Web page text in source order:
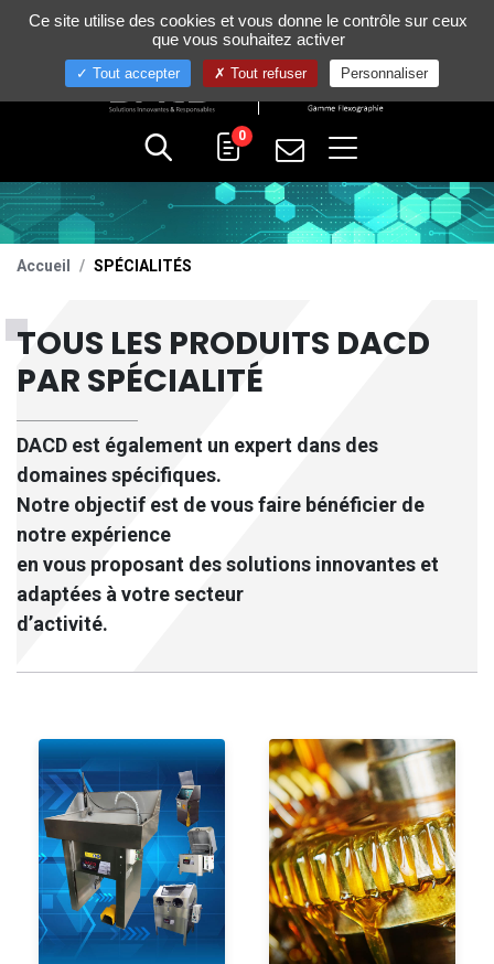
+33 (0)4 75 58 80 10
0
Accueil SPÉCIALITÉS
TOUS LES PRODUITS DACD
PAR SPÉCIALITÉ
DACD est également un expert dans des
domaines spécifiques.
Notre objectif est de vous faire bénéficier de
notre expérience
en vous proposant des solutions innovantes et
adaptées à votre secteur
d’activité.
Gestion de vos préférences sur les cookies
Ce site utilise des cookies et vous donne le contrôle sur ceux
que vous souhaitez activer
Tout accepter Tout refuser Personnaliser